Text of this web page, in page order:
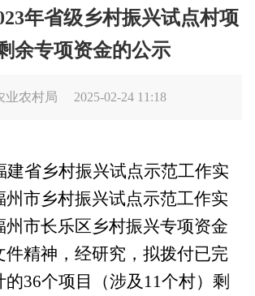
年省级乡村振兴试点村项
余专项资金的公示
业农村局 2025-02-24 11:18
建省乡村振兴试点示范工作实
州市乡村振兴试点示范工作实
州市长乐区乡村振兴专项资金
件精神，经研究，拟拨付已完
的36个项目（涉及 11个村）剩